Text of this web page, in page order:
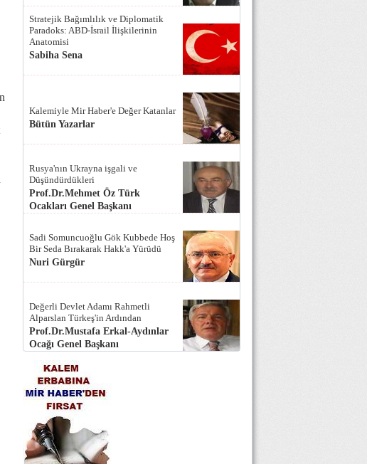
Stratejik Bağımlılık ve Diplomatik
Paradoks: ABD-İsrail İlişkilerinin
Anatomisi
Sabiha Sena
Kalemiyle Mir Haber'e Değer Katanlar
Bütün Yazarlar
Rusya'nın Ukrayna işgali ve
Düşündürdükleri
Prof.Dr.Mehmet Öz Türk
Ocakları Genel Başkanı
Sadi Somuncuoğlu Gök Kubbede Hoş
Bir Seda Bırakarak Hakk'a Yürüdü
Nuri Gürgür
Değerli Devlet Adamı Rahmetli
Alparslan Türkeş'in Ardından
Prof.Dr.Mustafa Erkal-Aydınlar
Ocağı Genel Başkanı